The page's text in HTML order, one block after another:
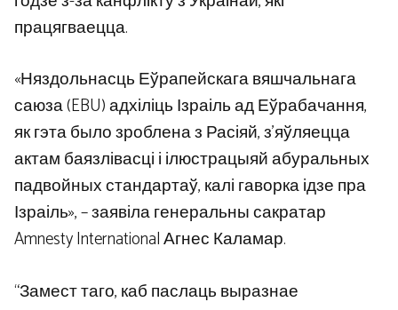
працягваецца.
«Няздольнасць Еўрапейскага вяшчальнага
саюза (EBU) адхіліць Ізраіль ад Еўрабачання,
як гэта было зроблена з Расіяй, з’яўляецца
актам баязлівасці і ілюстрацыяй абуральных
падвойных стандартаў, калі гаворка ідзе пра
Ізраіль», – заявіла генеральны сакратар
Amnesty International Агнес Каламар.
“Замест таго, каб паслаць выразнае